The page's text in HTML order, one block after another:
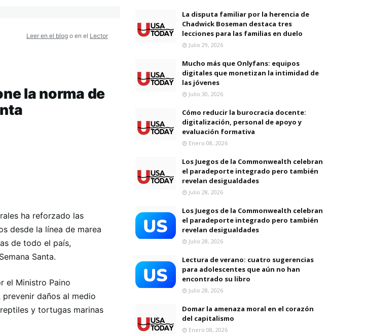
Leer en el blog o en el Lector
la norma de
ha reforzado las
desde la línea de marea
de todo el país,
Santa.
el Ministro Paino
daños al medio
y tortugas marinas
La disputa familiar por la herencia de
Chadwick Boseman destaca tres
lecciones para las familias en duelo
Julio 29, 2026
Mucho más que Onlyfans: equipos
digitales que monetizan la intimidad de
las jóvenes
Julio 30, 2026
Cómo reducir la burocracia docente:
digitalización, personal de apoyo y
evaluación formativa
Enero 08, 2026
Los Juegos de la Commonwealth celebran
el paradeporte integrado pero también
revelan desigualdades
Julio 28, 2026
Los Juegos de la Commonwealth celebran
el paradeporte integrado pero también
revelan desigualdades
Julio 28, 2026
Lectura de verano: cuatro sugerencias
para adolescentes que aún no han
encontrado su libro
Julio 28, 2026
Domar la amenaza moral en el corazón
del capitalismo
Enero 08, 2026